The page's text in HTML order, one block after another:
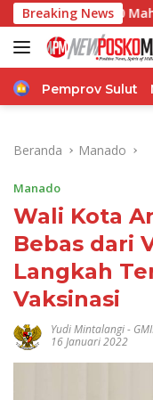
Langsung
ke
konten
Breaking News
180 Mahasiswa
Home
Pemprov Sulut
Beranda Manado
Manado
Wali Kota
Bebas dari
Langkah
Vaksinasi
Yudi Mintalangi-
16 Januari 2022